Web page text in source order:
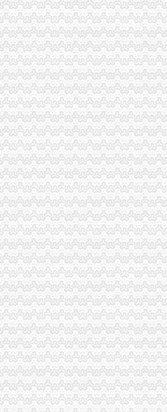
登记证书》有效期为几年？
登记证明？-通关监管海关业务咨
证书》的有效期是多久？
书.xls
阿里巴巴生意经
问题
-福步外贸论坛（FOBBusiness
海关百问
记证书的次办理
记证书过期_政务咨询_浙江电
证？_政务咨询_浙江电子口岸
员通关指南--育路报关员考
报关注册信息年度报告范本,
-报关报检-福步外贸论坛（FOB
》换证工作
|海关|报关_凤凰财经
-阿里巴巴生意经
证变更-报关员-环球网校
限的规定_海关外贸咨询_新浪博客
应多注意：_第1页_zz
-海南省政务服务中心
限的规定-通关监管海关业务咨询
记证书有效期-报关员通关指南--育
延续及换证
么办理？急-报关报检-福步外贸论
记证书的次办理
登记证在哪里办理换证？？_鹭岛